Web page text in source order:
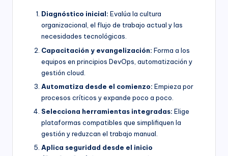
Diagnóstico inicial: Evalúa la cultura
organizacional, el flujo de trabajo actual y las
necesidades tecnológicas.
Capacitación y evangelización: Forma a los
equipos en principios DevOps, automatización y
gestión cloud.
Automatiza desde el comienzo: Empieza por
procesos críticos y expande poco a poco.
Selecciona herramientas integradas: Elige
plataformas compatibles que simplifiquen la
gestión y reduzcan el trabajo manual.
Aplica seguridad desde el inicio